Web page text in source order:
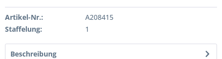
Artikel-Nr.:
A208415
Staffelung:
1
Beschreibung